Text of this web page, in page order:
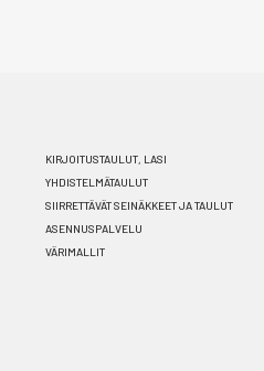
KIRJOITUSTAULUT, LASI
YHDISTELMÄTAULUT
SIIRRETTÄVÄT SEINÄKKEET JA TAULUT
ASENNUSPALVELU
VÄRIMALLIT